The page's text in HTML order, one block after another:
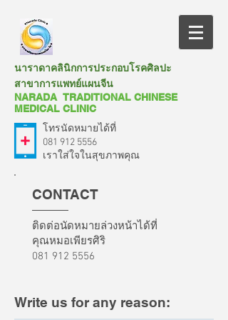
นาราดาคลินิกการประกอบโรคศิลปะ
สาขาการแพทย์แผนจีน
NARADA TRADITIONAL CHINESE
MEDICAL CLINIC
โทรนัดหมายได้ที่
081 912 5556
เราใส่ใจในสุขภาพคุณ
CONTACT
ติดต่อนัดหมายล่วงหน้าได้ที่
คุณหมอเพียรศิริ
081 912 5556
Write us for any reason: